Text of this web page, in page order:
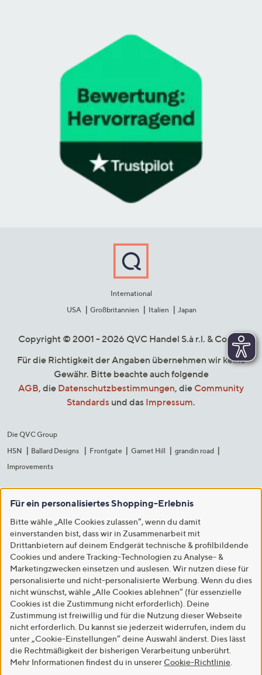
International
USA
Großbritannien Italien Japan
Copyright © 2001 - 2026 QVC Handel S.à r.l. & Co. KG
Für die Richtigkeit der Angaben übernehmen wir keine
Gewähr. Bitte beachte auch folgende
AGB, die Datenschutzbestimmungen, die Community
Standards und das Impressum.
Die QVC Group
HSN
Ballard Designs Frontgate Garnet Hill
grandin road
Improvements
Für ein personalisiertes Shopping-Erlebnis
Bitte wähle „Alle Cookies zulassen“, wenn du damit
einverstanden bist, dass wir in Zusammenarbeit mit
Drittanbietern auf deinem Endgerät technische & profilbildende
Cookies und andere Tracking-Technologien zu Analyse- &
Marketingzwecken einsetzen und auslesen. Wir nutzen diese für
personalisierte und nicht-personalisierte Werbung. Wenn du dies
nicht wünschst, wähle „Alle Cookies ablehnen“ (für essenzielle
Cookies ist die Zustimmung nicht erforderlich). Deine
Zustimmung ist freiwillig und für die Nutzung dieser Webseite
nicht erforderlich. Du kannst sie jederzeit widerrufen, indem du
unter „Cookie-Einstellungen“ deine Auswahl änderst. Dies lässt
die Rechtmäßigkeit der bisherigen Verarbeitung unberührt.
Mehr Informationen findest du in unserer Cookie-Richtlinie